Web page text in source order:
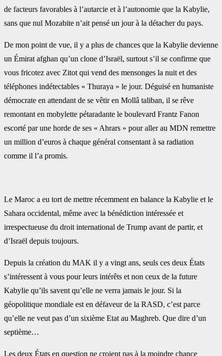
de facteurs favorables à l’autarcie et à l’autonomie que la Kabylie,
sans que nul ‎Mozabite n’ait pensé un jour à la détacher du pays. ‎
De mon point de vue, il y a plus de chances que la Kabylie devienne
un Émirat afghan qu’un clone ‎d’Israël, surtout s’il se confirme que
vous fricotez avec Zitot qui vend des mensonges la nuit et des
‎téléphones indétectables « Thuraya » le jour. Déguisé en humaniste
démocrate en attendant de se ‎vêtir en Mollâ taliban, il se rêve
remontant en mobylette pétaradante le boulevard Frantz Fanon
‎escorté par une horde de ses « Ahrars » pour aller au MDN remettre
un million d’euros à chaque ‎général consentant à sa radiation
comme il l’a promis.
Le Maroc a eu tort de mettre récemment en balance la Kabylie et le
Sahara occidental, même avec la ‎bénédiction intéressée et
irrespectueuse du droit international de Trump avant de partir, et
d’Israël ‎depuis toujours.
Depuis la création du MAK il y a vingt ans, seuls ces deux États
s’intéressent à vous ‎pour leurs intérêts et non ceux de la future
Kabylie qu’ils savent qu’elle ne verra jamais le jour. Si la
‎géopolitique mondiale est en défaveur de la RASD, c’est parce
qu’elle ne veut pas d’un sixième Etat au ‎Maghreb. Que dire d’un
septième…‎
Les deux États en question ne croient pas à la moindre chance